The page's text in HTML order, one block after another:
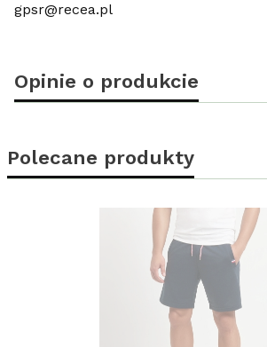
gpsr@recea.pl
Opinie o produkcie
Polecane produkty